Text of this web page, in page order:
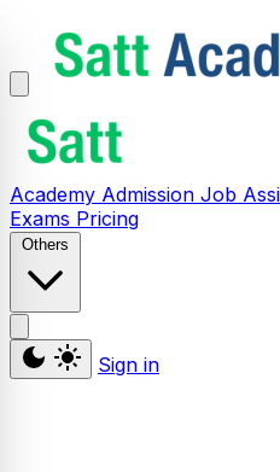
Academy Admission Job
Exams Pricing
Others
Sign in